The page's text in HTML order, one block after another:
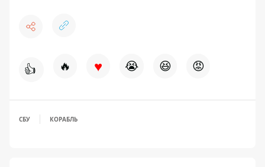
👍 🔥 ♥ 😭 😆 😡
СБУ КОРАБЛЬ